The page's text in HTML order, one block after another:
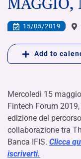
15/05/2019
Add to
Mercoledì 15
Fintech Forum
edizione del
collaborazione tra
Banca IFIS. Clicca
iscriverti.